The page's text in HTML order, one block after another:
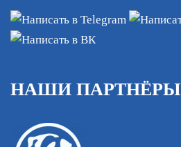
НАШИ ПАРТНЁРЫ